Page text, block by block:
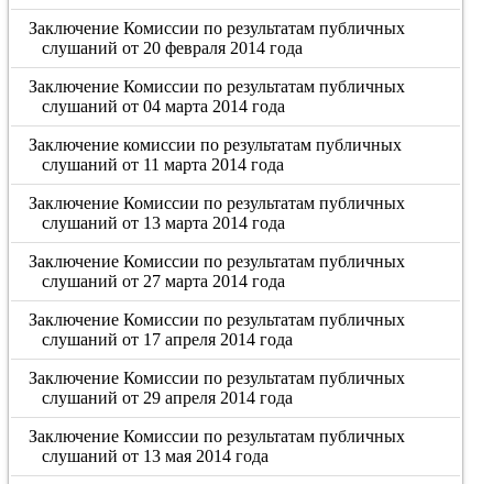
Заключение Комиссии по результатам публичных
слушаний от 20 февраля 2014 года
Заключение Комиссии по результатам публичных
слушаний от 04 марта 2014 года
Заключение комиссии по результатам публичных
слушаний от 11 марта 2014 года
Заключение Комиссии по результатам публичных
слушаний от 13 марта 2014 года
Заключение Комиссии по результатам публичных
слушаний от 27 марта 2014 года
Заключение Комиссии по результатам публичных
слушаний от 17 апреля 2014 года
Заключение Комиссии по результатам публичных
слушаний от 29 апреля 2014 года
Заключение Комиссии по результатам публичных
слушаний от 13 мая 2014 года